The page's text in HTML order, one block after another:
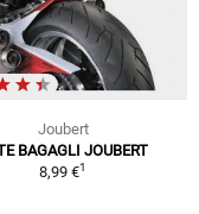
Joubert
BAGAGLI JOUBERT
8,99 €1